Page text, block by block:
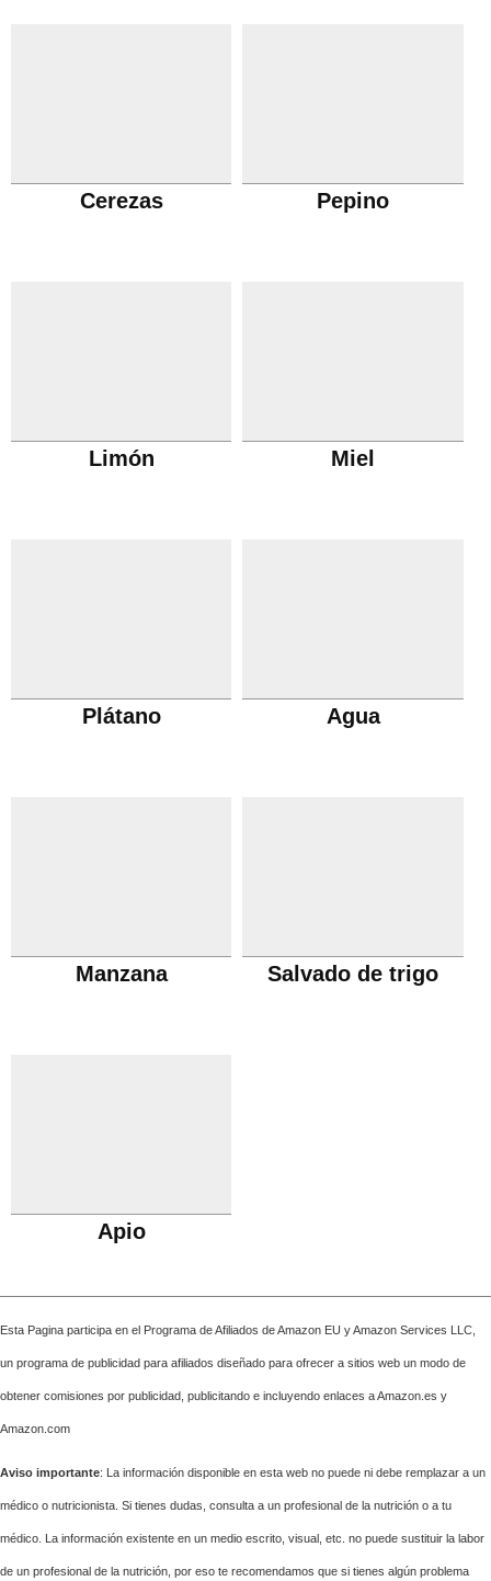
Cerezas Pepino
Limón Miel
Plátano Agua
Manzana Salvado de trigo
Apio
Esta Pagina participa en el Programa de Afiliados de Amazon EU y Amazon Services LLC,
un programa de publicidad para afiliados diseñado para ofrecer a sitios web un modo de
obtener comisiones por publicidad, publicitando e incluyendo enlaces a Amazon.es y
Amazon.com
Aviso importante: La información disponible en esta web no puede ni debe remplazar a un
médico o nutricionista. Si tienes dudas, consulta a un profesional de la nutrición o a tu
médico. La información existente en un medio escrito, visual, etc. no puede sustituir la labor
de un profesional de la nutrición, por eso te recomendamos que si tienes algún problema